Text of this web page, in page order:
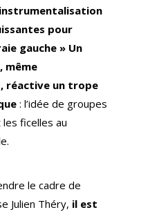
instrumentalisation
pour
gauche » Un
même
réactive un trope
: l’idée de groupes
ficelles au
le cadre de
Julien Théry, il est